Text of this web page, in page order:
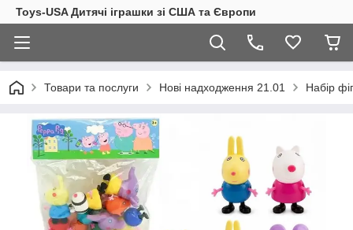
Toys-USA Дитячі іграшки зі США та Європи
Товари та послуги Нові надходження 21.01 Набір